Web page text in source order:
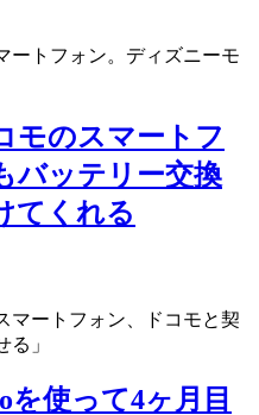
ートフォン。ディズニーモ
モのスマートフ
バッテリー交換
てくれる
マートフォン、ドコモと契
」
を使って4ヶ月目